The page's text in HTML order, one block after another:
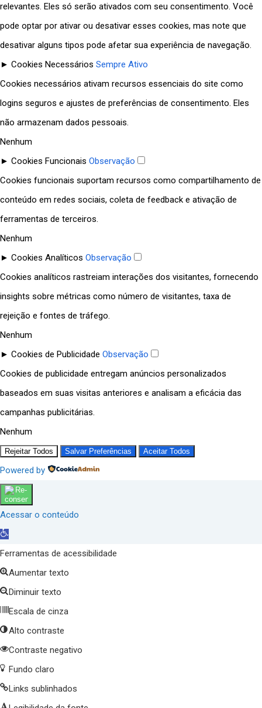
relevantes. Eles só serão ativados com seu consentimento. Você
pode optar por ativar ou desativar esses cookies, mas note que
desativar alguns tipos pode afetar sua experiência de navegação.
► Cookies Necessários Sempre Ativo
Cookies necessários ativam recursos essenciais do site como
logins seguros e ajustes de preferências de consentimento. Eles
não armazenam dados pessoais.
Nenhum
► Cookies Funcionais Observação
Cookies funcionais suportam recursos como compartilhamento de
conteúdo em redes sociais, coleta de feedback e ativação de
ferramentas de terceiros.
Nenhum
► Cookies Analíticos Observação
Cookies analíticos rastreiam interações dos visitantes, fornecendo
insights sobre métricas como número de visitantes, taxa de
rejeição e fontes de tráfego.
Nenhum
► Cookies de Publicidade Observação
Cookies de publicidade entregam anúncios personalizados
baseados em suas visitas anteriores e analisam a eficácia das
campanhas publicitárias.
Nenhum
Rejeitar Todos Salvar Preferências Aceitar Todos
Powered by
Acessar o conteúdo
Abrir
a
barra
de
ferramentas
Ferramentas de acessibilidade
Aumentar texto
Diminuir texto
Escala de cinza
Alto contraste
Contraste negativo
Fundo claro
Links sublinhados